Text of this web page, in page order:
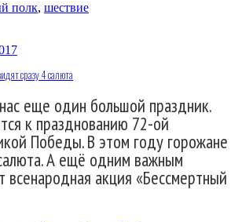
полк, шествие
сразу 4 салюта
еще один большой праздник.
к празднованию 72-ой
Победы. В этом году горожане
А ещё одним важным
всенародная акция «Бессмертный